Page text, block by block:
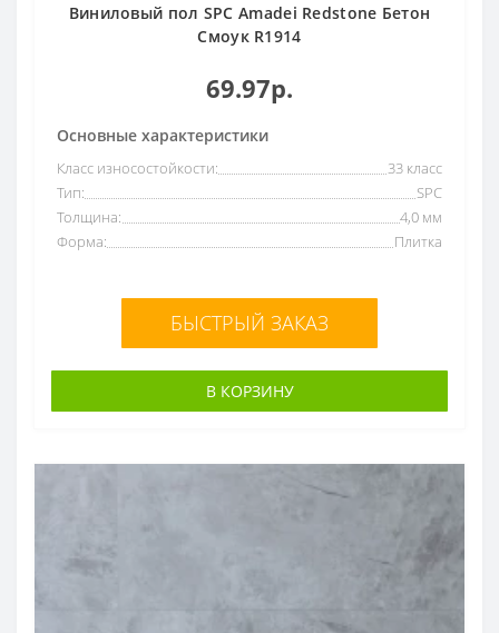
Виниловый пол SPC Amadei Redstone Бетон
Смоук R1914
69.97р.
Основные характеристики
Класс износостойкости:
33 класс
Тип:
SPC
Толщина:
4,0 мм
Форма:
Плитка
БЫСТРЫЙ ЗАКАЗ
В КОРЗИНУ